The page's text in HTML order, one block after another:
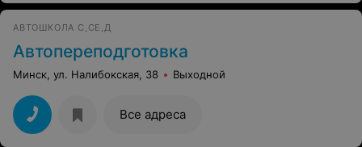
АВТОШКОЛА С,СЕ,Д
Автопереподготовка
Минск, ул. Налибокская, 38 Выходной
Все адреса